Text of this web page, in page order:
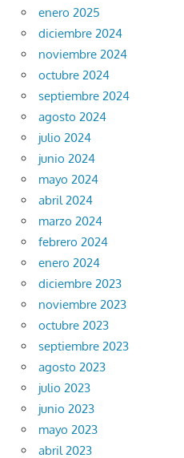
enero 2025
diciembre 2024
noviembre 2024
octubre 2024
septiembre 2024
agosto 2024
julio 2024
junio 2024
mayo 2024
abril 2024
marzo 2024
febrero 2024
enero 2024
diciembre 2023
noviembre 2023
octubre 2023
septiembre 2023
agosto 2023
julio 2023
junio 2023
mayo 2023
abril 2023